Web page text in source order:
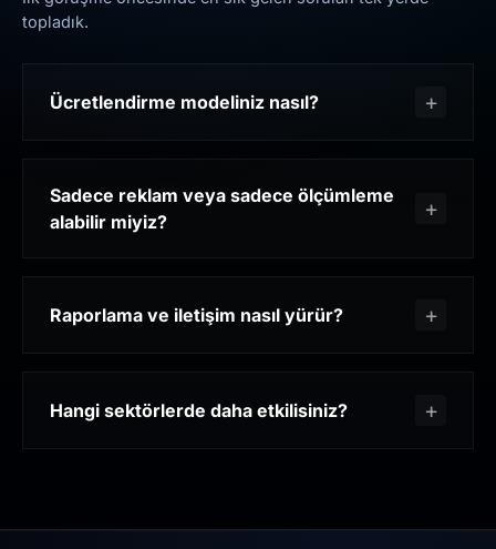
topladık.
Ücretlendirme modeliniz nasıl?
Sadece reklam veya sadece ölçümleme
alabilir miyiz?
Raporlama ve iletişim nasıl yürür?
Hangi sektörlerde daha etkilisiniz?